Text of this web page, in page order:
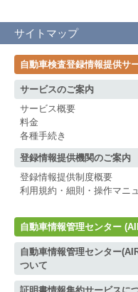
サイトマップ
自動車検査登録情報提供サ
サービスのご案内
サービス概要
料金
各種手続き
登録情報提供機関のご案内
登録情報提供制度概要
利用規約・細則・操作マニ
自動車情報管理センター
自動車情報管理センター
ついて